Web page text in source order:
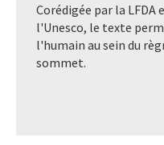
Corédigée par la LFDA
l'Unesco, le texte
l'humain au sein du
sommet.